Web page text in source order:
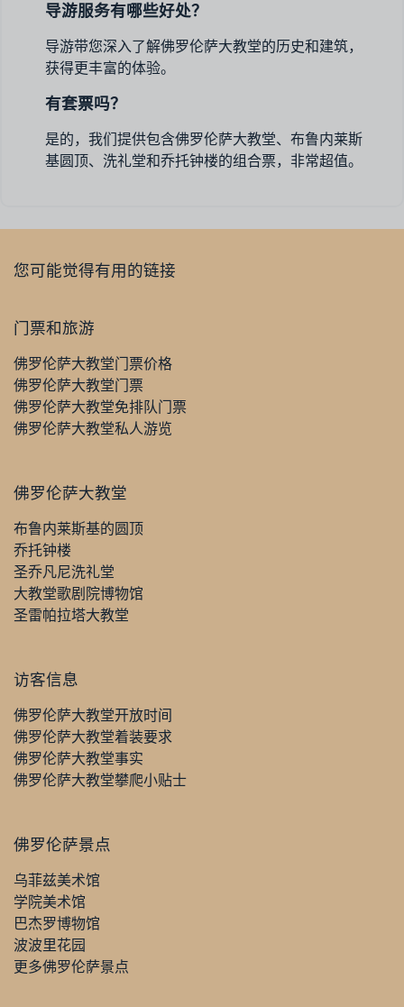
导游服务有哪些好处？
导游带您深入了解佛罗伦萨大教堂的历史和建筑，
获得更丰富的体验。
有套票吗？
是的，我们提供包含佛罗伦萨大教堂、布鲁内莱斯
基圆顶、洗礼堂和乔托钟楼的组合票，非常超值。
您可能觉得有用的链接
门票和旅游
佛罗伦萨大教堂门票价格
佛罗伦萨大教堂门票
佛罗伦萨大教堂免排队门票
佛罗伦萨大教堂私人游览
佛罗伦萨大教堂
布鲁内莱斯基的圆顶
乔托钟楼
圣乔凡尼洗礼堂
大教堂歌剧院博物馆
圣雷帕拉塔大教堂
访客信息
佛罗伦萨大教堂开放时间
佛罗伦萨大教堂着装要求
佛罗伦萨大教堂事实
佛罗伦萨大教堂攀爬小贴士
佛罗伦萨景点
乌菲兹美术馆
学院美术馆
巴杰罗博物馆
波波里花园
更多佛罗伦萨景点